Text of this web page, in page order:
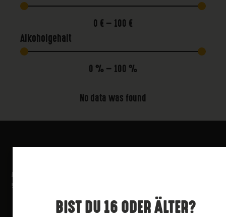
0 € — 100 €
Alkoholgehalt
0 % — 100 %
No data was found
BIST DU 16 ODER ÄLTER?